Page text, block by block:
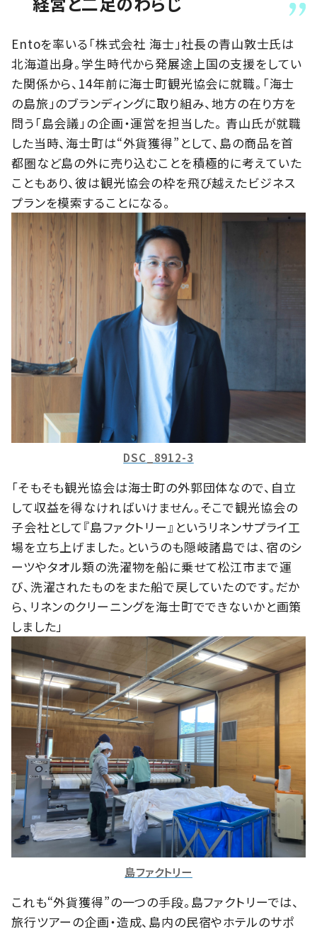
Entoを率いる「株式会社 海士」社長の青山敦士氏は
北海道出身。学生時代から発展途上国の支援をしてい
た関係から、14年前に海士町観光協会に就職。「海士
の島旅」のブランディングに取り組み、地方の在り方を
問う「島会議」の企画・運営を担当した。 青山氏が就職
した当時、海士町は“外貨獲得”として、島の商品を首
都圏など島の外に売り込むことを積極的に考えていた
こともあり、彼は観光協会の枠を飛び越えたビジネス
プランを模索することになる。
DSC_8912-3
「そもそも観光協会は海士町の外郭団体なので、自立
して収益を得なければいけません。そこで観光協会の
子会社として『島ファクトリー』というリネンサプライ工
場を立ち上げました。というのも隠岐諸島では、宿のシ
ーツやタオル類の洗濯物を船に乗せて松江市まで運
び、洗濯されたものをまた船で戻していたのです。だか
ら、リネンのクリーニングを海士町でできないかと画策
しました」
島ファクトリー
これも“外貨獲得”の一つの手段。島ファクトリーでは、
旅行ツアーの企画・造成、島内の民宿やホテルのサポ